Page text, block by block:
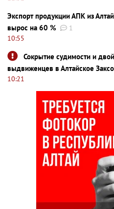
Экспорт продукции АПК из
вырос на 60 %
1
10:55
Сокрытие судимости и
выдвиженцев в Алтайское
10:21